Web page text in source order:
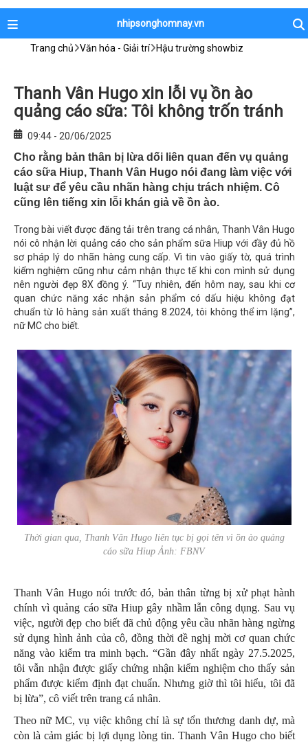
nhipsonghomnay.vn
Trang chủ Văn hóa - Giải trí Hậu trường showbiz
Thanh Vân Hugo xin lỗi vụ ồn ào
quảng cáo sữa: Tôi không trốn tránh
09:44 - 20/06/2025
Cho rằng bản thân bị lừa dối liên quan đến vụ quảng
cáo sữa Hiup, Thanh Vân Hugo nói đang làm việc với
luật sư để yêu cầu nhãn hàng chịu trách nhiệm. Cô
cũng lên tiếng xin lỗi khán giả về ồn ào.
Trong bài viết được đăng tải trên trang cá nhân, Thanh Vân Hugo
nói cô nhận lời quảng cáo cho sản phẩm sữa Hiup với đầy đủ hồ
sơ pháp lý do nhãn hàng cung cấp. Vì tin vào giấy tờ, quá trình
kiểm nghiệm cũng như cảm nhận thực tế khi con mình sử dụng
nên người đẹp 8X đồng ý. “Tuy nhiên, đến hôm nay, sau khi cơ
quan chức năng xác nhận sản phẩm có dấu hiệu không đạt
chuẩn từ lô hàng sản xuất tháng 8.2024, tôi không thể im lặng”,
nữ MC cho biết.
Thời gian qua, Thanh Vân Hugo liên tục bị gọi tên vì ồn ào quảng
cáo sữa Hiup Ảnh: FBNV
Thanh Vân Hugo nói trước đó, bản thân từng bị xử phạt hành
chính vì quảng cáo sữa Hiup gây nhầm lẫn công dụng. Sau vụ
việc, người đẹp cho biết đã chủ động yêu cầu nhãn hàng ngừng
sử dụng hình ảnh của cô, đồng thời đề nghị mời cơ quan chức
năng vào kiểm tra minh bạch. “Gần đây nhất ngày 27.5.2025,
tôi vẫn nhận được giấy chứng nhận kiểm nghiệm cho thấy sản
phẩm được kiểm định đạt chuẩn. Nhưng giờ thì tôi hiểu, tôi đã
bị lừa”, cô viết trên trang cá nhân.
Theo nữ MC, vụ việc không chỉ là sự tổn thương danh dự, mà
còn là cảm giác bị lợi dụng lòng tin. Thanh Vân Hugo cho biết